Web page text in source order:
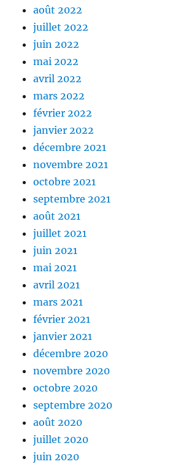
août 2022
juillet 2022
juin 2022
mai 2022
avril 2022
mars 2022
février 2022
janvier 2022
décembre 2021
novembre 2021
octobre 2021
septembre 2021
août 2021
juillet 2021
juin 2021
mai 2021
avril 2021
mars 2021
février 2021
janvier 2021
décembre 2020
novembre 2020
octobre 2020
septembre 2020
août 2020
juillet 2020
juin 2020